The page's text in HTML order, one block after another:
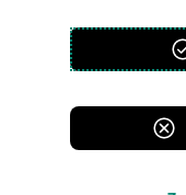
polityka plików cookies
Korzystanie z